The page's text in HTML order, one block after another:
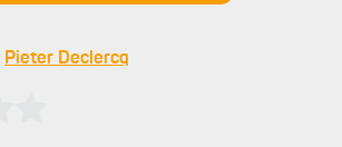
Pieter Declercq